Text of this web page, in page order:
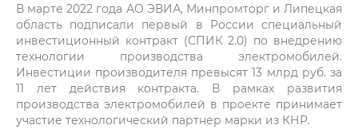
В марте 2022 года АО ЭВИА, Минпромторг и Липецкая
область подписали первый в России специальный
инвестиционный контракт (СПИК 2.0) по внедрению
технологии производства электромобилей.
Инвестиции производителя превысят 13 млрд руб. за
11 лет действия контракта. В рамках развития
производства электромобилей в проекте принимает
участие технологический партнер марки из КНР.